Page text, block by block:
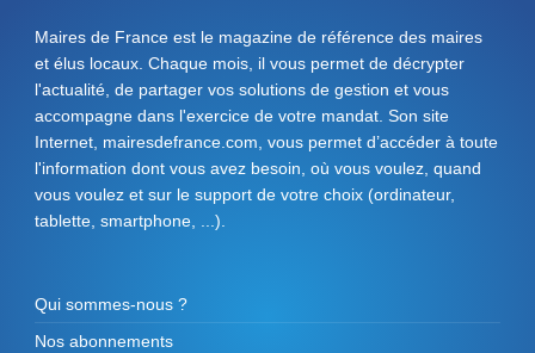
Maires de France est le magazine de référence des maires
et élus locaux. Chaque mois, il vous permet de décrypter
l'actualité, de partager vos solutions de gestion et vous
accompagne dans l'exercice de votre mandat. Son site
Internet, mairesdefrance.com, vous permet d’accéder à toute
l'information dont vous avez besoin, où vous voulez, quand
vous voulez et sur le support de votre choix (ordinateur,
tablette, smartphone, ...).
Qui sommes-nous ?
Nos abonnements